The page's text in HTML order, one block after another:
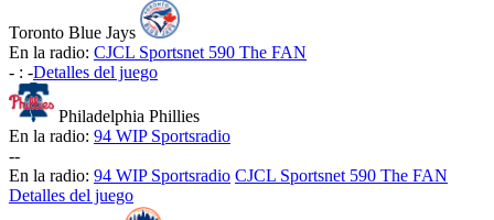
Toronto Blue Jays
En la radio: CJCL Sportsnet 590 The FAN
- : -Detalles del juego
Philadelphia Phillies
En la radio: 94 WIP Sportsradio
--
En la radio: 94 WIP Sportsradio CJCL Sportsnet 590 The FAN
Detalles del juego